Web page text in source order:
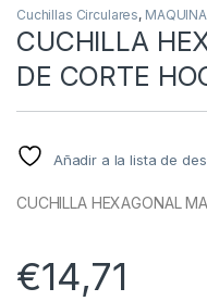
Cuchillas Circulares,
CUCHILLA
DE CORTE
Añadir a la lista de
CUCHILLA HEXAGONAL
€14,71